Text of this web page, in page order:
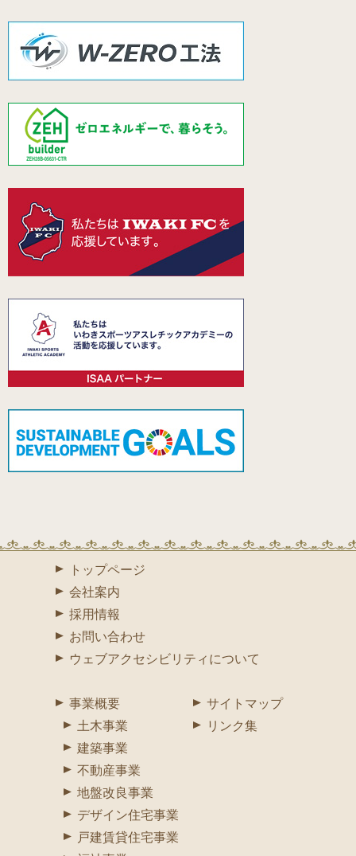
トップページ
会社案内
採用情報
お問い合わせ
ウェブアクセシビリティについて
事業概要
土木事業
建築事業
不動産事業
地盤改良事業
デザイン住宅事業
戸建賃貸住宅事業
サイトマップ
リンク集